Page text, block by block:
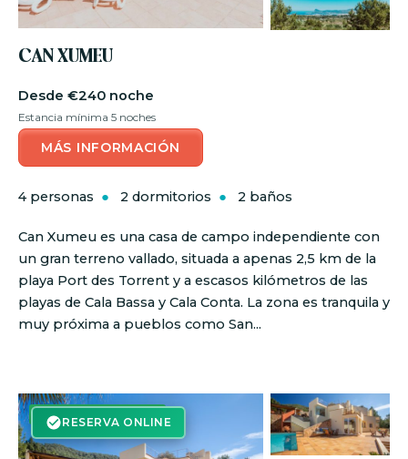
CAN XUMEU
€240 noche
Estancia mínima 5 noches
MÁS INFORMACIÓN
4 personas 2 dormitorios 2 baños
Can Xumeu es una casa de campo independiente con
un gran terreno vallado, situada a apenas 2,5 km de la
playa Port des Torrent y a escasos kilómetros de las
playas de Cala Bassa y Cala Conta. La zona es tranquila y
muy próxima a pueblos como San...
RESERVA ONLINE
RESERVA ON-LINE